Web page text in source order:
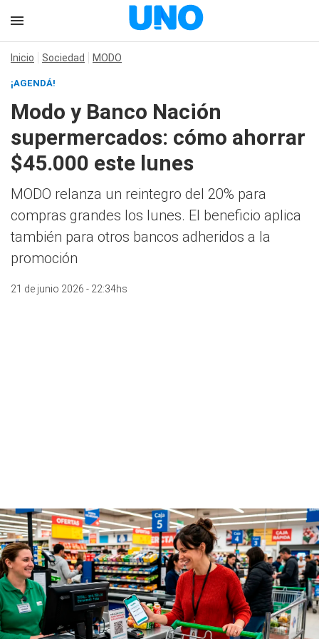
Inicio Sociedad MODO
¡AGENDÁ!
Modo y Banco Nación
supermercados: cómo ahorrar
$45.000 este lunes
MODO relanza un reintegro del 20% para
compras grandes los lunes. El beneficio aplica
también para otros bancos adheridos a la
promoción
21 de junio 2026 - 22:34hs